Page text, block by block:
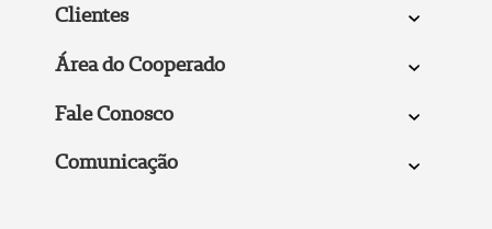
Clientes
Área do Cooperado
Fale Conosco
Comunicação